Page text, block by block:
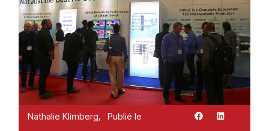
Nathalie Klimberg,
Publié le